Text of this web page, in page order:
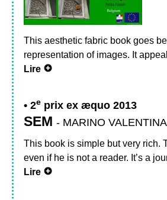
This aesthetic fabric book goes
representation of images. It
Lire
2e prix ex æquo 2013
SEM - MARINO VALENTINA
This book is simple but very rich.
even if he is not a reader. It’s a
Lire